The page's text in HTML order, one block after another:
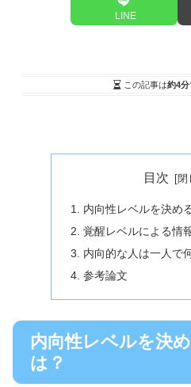
LINE
この記事は約4分
目次
内向性レベルを決め
覚醒レベルによる情
内向的な人は一人で
参考論文
内向性レベルを決
は？